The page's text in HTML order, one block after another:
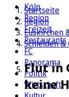
Köln
Region
Freizeit
Restaurants
FC
Panorama
Politik
Wirtschaft
Startseite
Region
Euskirchen
Schleiden &
Flut in
keine